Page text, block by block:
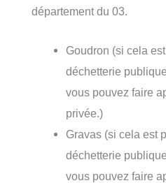
département du 03.
Goudron (si cela
déchetterie
vous pouvez faire
privée.)
Gravas (si cela est
déchetterie
vous pouvez faire